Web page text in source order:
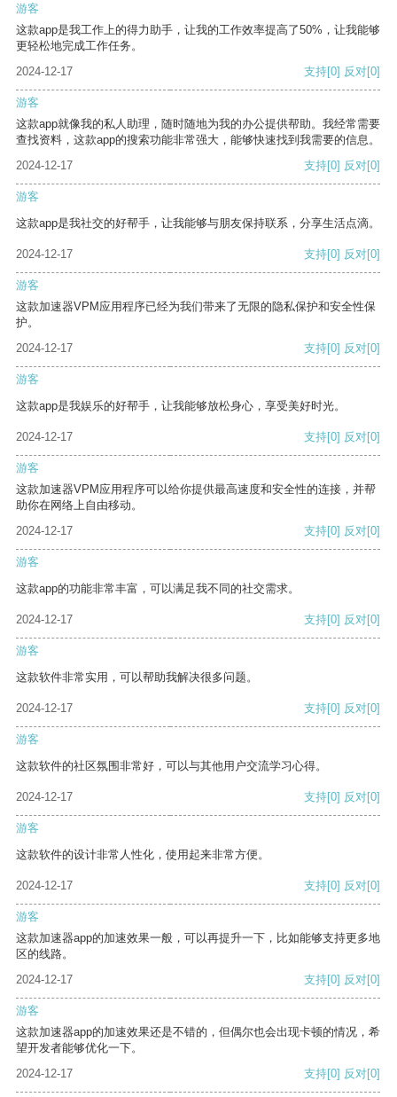
游客
这款app是我工作上的得力助手，让我的工作效率提高了50%，让我能够
更轻松地完成工作任务。
2024-12-17
支持[0] 反对[0]
游客
这款app就像我的私人助理，随时随地为我的办公提供帮助。我经常需要
查找资料，这款app的搜索功能非常强大，能够快速找到我需要的信息。
2024-12-17
支持[0] 反对[0]
游客
这款app是我社交的好帮手，让我能够与朋友保持联系，分享生活点滴。
2024-12-17 支持[0] 反对[0]
游客
这款加速器VPM应用程序已经为我们带来了无限的隐私保护和安全性保
护。
2024-12-17
支持[0] 反对[0]
游客
这款app是我娱乐的好帮手，让我能够放松身心，享受美好时光。
2024-12-17 支持[0] 反对[0]
游客
这款加速器VPM应用程序可以给你提供最高速度和安全性的连接，并帮
助你在网络上自由移动。
2024-12-17
支持[0] 反对[0]
游客
这款app的功能非常丰富，可以满足我不同的社交需求。
2024-12-17 支持[0] 反对[0]
游客
这款软件非常实用，可以帮助我解决很多问题。
2024-12-17 支持[0] 反对[0]
游客
这款软件的社区氛围非常好，可以与其他用户交流学习心得。
2024-12-17 支持[0] 反对[0]
游客
这款软件的设计非常人性化，使用起来非常方便。
2024-12-17 支持[0] 反对[0]
游客
这款加速器app的加速效果一般，可以再提升一下，比如能够支持更多地
区的线路。
2024-12-17
支持[0] 反对[0]
游客
这款加速器app的加速效果还是不错的，但偶尔也会出现卡顿的情况，希
望开发者能够优化一下。
2024-12-17
支持[0] 反对[0]